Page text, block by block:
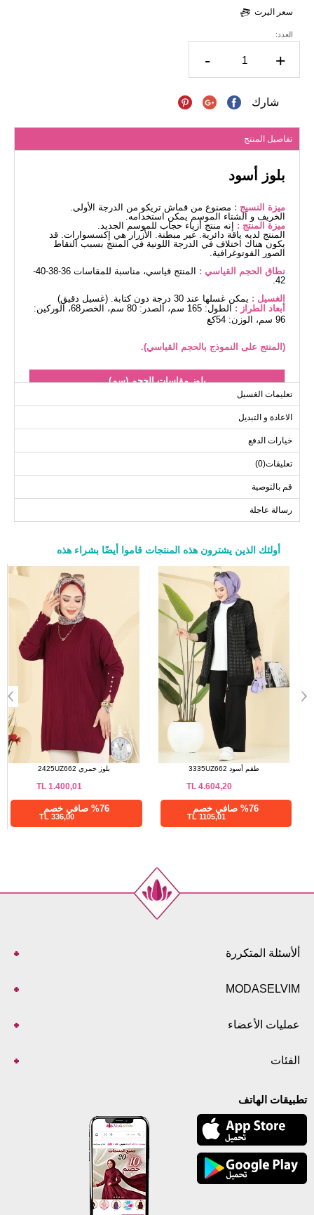
سعر اليرت
العدد:
- +
شارك
تفاصيل المنتج
بلوز أسود
ميزة النسيج : مصنوع من قماش تريكو من الدرجة الأولى.
الخريف و الشتاء الموسم يمكن استخدامه.
ميزة المنتج : إنه منتج أزياء حجاب للموسم الجديد.
المنتج لديه ياقة دائرية. غير مبطنة. الأزرار هي إكسسوارات. قد
يكون هناك اختلاف في الدرجة اللونية في المنتج بسبب التقاط
الصور الفوتوغرافية.
نطاق الحجم القياسي :
المنتج قياسي، مناسبة للمقاسات 36-38-40-
42.
الغسيل : يمكن غسلها عند 30 درجة دون كتابة. (غسيل دقيق)
أبعاد الطراز :
الطول: 165 سم، الصدر: 80 سم، الخصر68، الوركين:
96 سم، الوزن: 54كغ
(المنتج على النموذج بالحجم القياسي).
بلوز مقاسات الحجم (سم)
الحجم
Standart
تعليمات الغسيل
الاعادة و التبديل
خيارات الدفع
تعليقات(0)
قم بالتوصية
رسالة عاجلة
أولئك الذين يشترون هذه المنتجات قاموا أيضًا بشراء هذه
a>
طقم أسود 3335UZ662
4.604,20
TL
%76 صافي خصم
1105,01 TL
بلوز كحلي 2735AYD574
1.381,25
TL
%76 صافي خصم
331,50 TL
ألأسئلة المتكررة
MODASELVIM
عمليات الأعضاء
الفئات
تطبيقات الهاتف